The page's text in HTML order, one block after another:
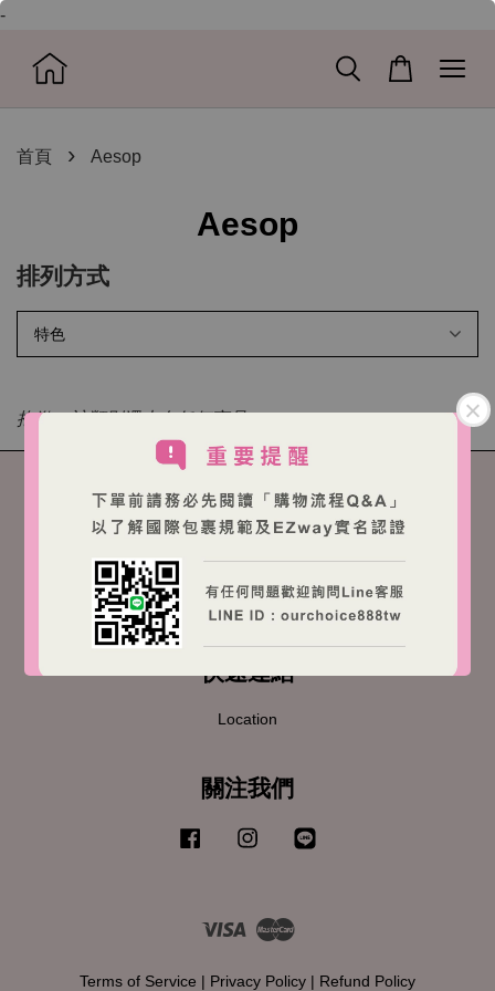
-
首頁 › Aesop
Aesop
排列方式
抱歉，該類別還未有任何商品。
© 2026 OBC. Powered byEasyStore
快速連結
Location
關注我們
Facebook Instagram
Visa Master
Terms of Service | Privacy Policy | Refund Policy